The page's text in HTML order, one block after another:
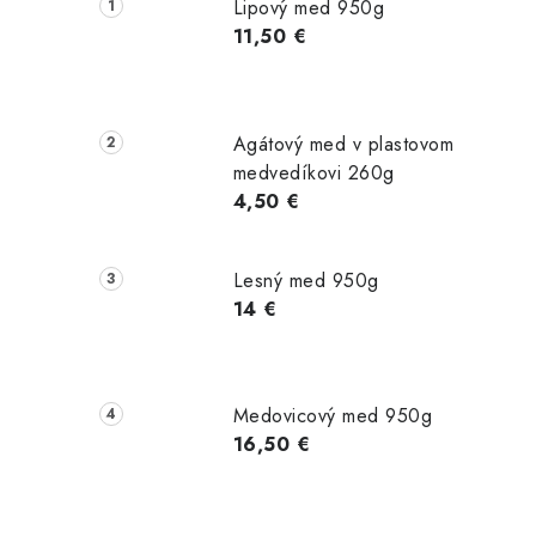
p
e
Lipový med 950g
11,50 €
Agátový med v plastovom
medvedíkovi 260g
4,50 €
Lesný med 950g
14 €
Medovicový med 950g
16,50 €